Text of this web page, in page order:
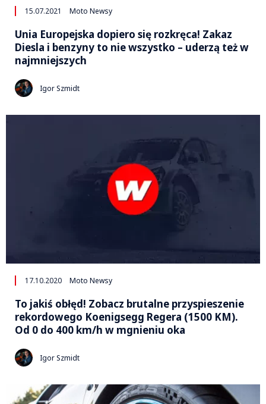
15.07.2021 Moto Newsy
Unia Europejska dopiero się rozkręca! Zakaz
Diesla i benzyny to nie wszystko – uderzą też w
najmniejszych
Igor Szmidt
17.10.2020 Moto Newsy
To jakiś obłęd! Zobacz brutalne przyspieszenie
rekordowego Koenigsegg Regera (1500 KM).
Od 0 do 400 km/h w mgnieniu oka
Igor Szmidt